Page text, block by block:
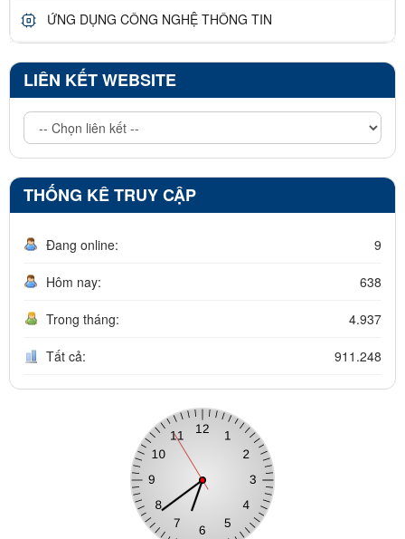
ỨNG DỤNG CÔNG NGHỆ THÔNG TIN
LIÊN KẾT WEBSITE
THỐNG KÊ TRUY CẬP
Đang online: 9
Hôm nay: 638
Trong tháng: 4.937
Tất cả: 911.248